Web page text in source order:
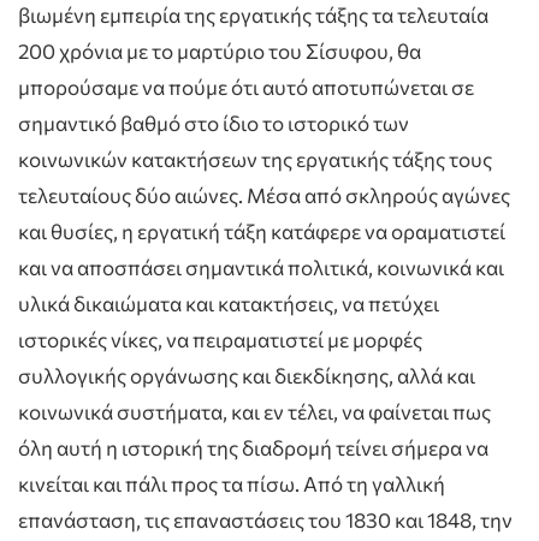
βιωμένη εμπειρία της εργατικής τάξης τα τελευταία
200 χρόνια με το μαρτύριο του Σίσυφου, θα
μπορούσαμε να πούμε ότι αυτό αποτυπώνεται σε
σημαντικό βαθμό στο ίδιο το ιστορικό των
κοινωνικών κατακτήσεων της εργατικής τάξης τους
τελευταίους δύο αιώνες. Μέσα από σκληρούς αγώνες
και θυσίες, η εργατική τάξη κατάφερε να οραματιστεί
και να αποσπάσει σημαντικά πολιτικά, κοινωνικά και
υλικά δικαιώματα και κατακτήσεις, να πετύχει
ιστορικές νίκες, να πειραματιστεί με μορφές
συλλογικής οργάνωσης και διεκδίκησης, αλλά και
κοινωνικά συστήματα, και εν τέλει, να φαίνεται πως
όλη αυτή η ιστορική της διαδρομή τείνει σήμερα να
κινείται και πάλι προς τα πίσω. Από τη γαλλική
επανάσταση, τις επαναστάσεις του 1830 και 1848, την